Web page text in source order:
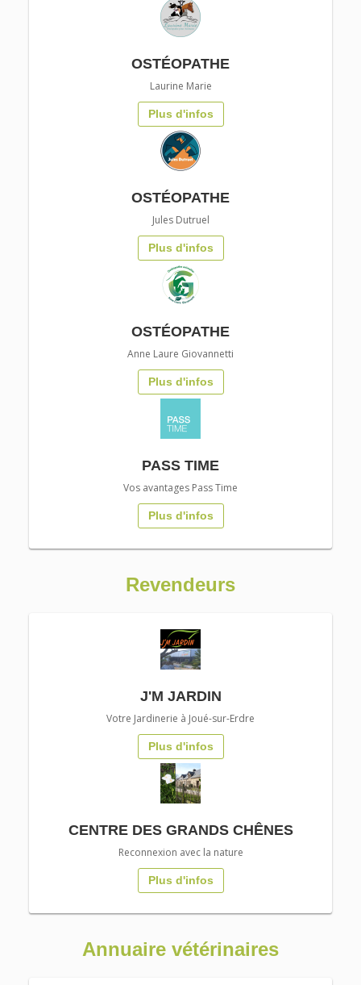
OSTÉOPATHE
Laurine Marie
Plus d'infos
OSTÉOPATHE
Jules Dutruel
Plus d'infos
OSTÉOPATHE
Anne Laure Giovannetti
Plus d'infos
PASS TIME
Vos avantages Pass Time
Plus d'infos
Revendeurs
J'M JARDIN
Votre Jardinerie à Joué-sur-Erdre
Plus d'infos
CENTRE DES GRANDS CHÊNES
Reconnexion avec la nature
Plus d'infos
Annuaire vétérinaires